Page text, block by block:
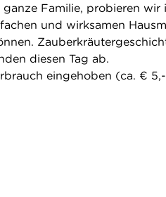
Familie, probieren wir
und wirksamen
diesen Tag ab.
eingehoben (ca. €